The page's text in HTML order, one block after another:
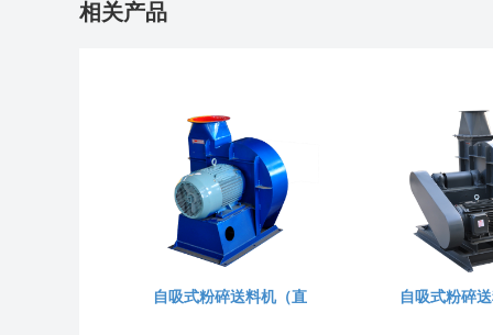
相关产品
自吸式粉碎送料机（直 自吸式粉碎